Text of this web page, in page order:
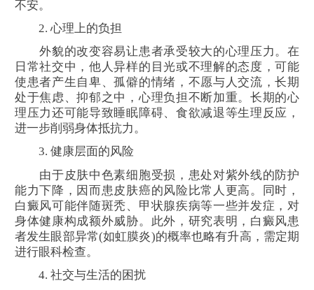
不安。
2. 心理上的负担
外貌的改变容易让患者承受较大的心理压力。在
日常社交中，他人异样的目光或不理解的态度，可能
使患者产生自卑、孤僻的情绪，不愿与人交流，长期
处于焦虑、抑郁之中，心理负担不断加重。长期的心
理压力还可能导致睡眠障碍、食欲减退等生理反应，
进一步削弱身体抵抗力。
3. 健康层面的风险
由于皮肤中色素细胞受损，患处对紫外线的防护
能力下降，因而患皮肤癌的风险比常人更高。同时，
白癜风可能伴随斑秃、甲状腺疾病等一些并发症，对
身体健康构成额外威胁。此外，研究表明，白癜风患
者发生眼部异常(如虹膜炎)的概率也略有升高，需定期
进行眼科检查。
4. 社交与生活的困扰